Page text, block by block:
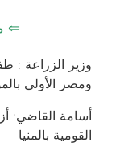
⇐
وزير الزراعة :
ومصر الأولى
أسامة القاضي:
القومية بالمنيا